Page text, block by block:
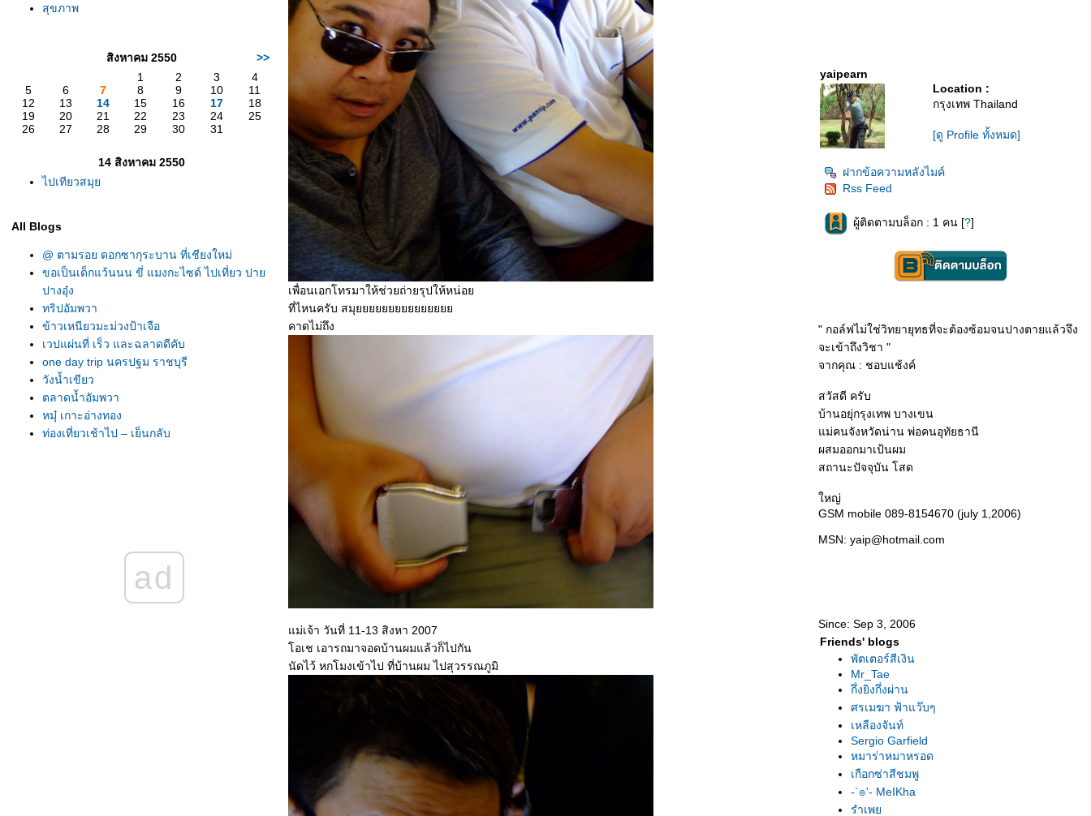
สุขภาพ
สิงหาคม 2550
>>
1
2 3
4
5
6 7 8 9 10
11
12
13 14 15 16 17
18
19
20 21 22 23 24
25
26
27 28 29 30 31
14 สิงหาคม 2550
ไปเทียวสมุ
All Blogs
@ ตามรอย ดอกซากุระบาน ที่เชียงใหม่
ขอเป็นเด็กแว้นนน ขี่ แมงกะไซด์ ไปเที่ยว ปา
ปางอุ๋ง
ทริปอัมพวา
ข้าวเหนียวมะม่วงป้าเจือ
เวปแผ่นที่ เร็ว และฉลาดดีคับ
one day trip นครปฐม ราชบุรี
วังน้ำเขียว
ตลาดน้ำอัมพวา
หมุ๋ เกาะอ่างทอง
ท่องเที่ยวเช้าไป – เย็นกลับ
ad
เพื่อนเอกโทรมาให้ช่วยถ่ายรุปให้หน่อ
ที่ไหนครับ สมุ
คาดไม่ถึง
ม่เจ้า วันที่ 11-13 สิงหา 2007
อเช เอารถมาจอดบ้านผมแล้วก็ไปกัน
นัดไว้ หกโมงเข้าไป ที่บ้านผม ไปสุวรรณภูมิ
yaipearn
Location :
กรุงเทพ Thailand
[ดู Profile ทั้งหมด]
ฝากข้อความหลังไมค์
Rss Feed
ผู้ติดตามบล็อก : 1 คน [?]
" กอล์ฟไม่ใช่วิทยายุทธที่จะต้องซ้อมจนปางตายแล้วจึง
จะเข้าถึงวิชา "
จากคุณ : ชอบแช้งค์
สวัสดี ครับ
บ้านอยุ่กรุงเทพ บางเขน
ม่คนจังหวัดน่าน พ่อคนอุทัยธานี
ผสมออกมาเป้นผม
สถานะปัจจุบัน โสด
หญ่
GSM mobile 089-8154670 (july 1,2006)
MSN: yaip@hotmail.com
Since: Sep 3, 2006
Friends' blogs
พัตเตอร์สีเงิน
Mr_Tae
กึ่งยิงกึ่งผ่าน
ศรเมฆา ฟ้าแว๊บๆ
เหลืองจันท์
Sergio Garfield
หมาร่าหมาหรอด
เกือกซ่าสีชมพู
-`๏'- MeIKha
รำเพ